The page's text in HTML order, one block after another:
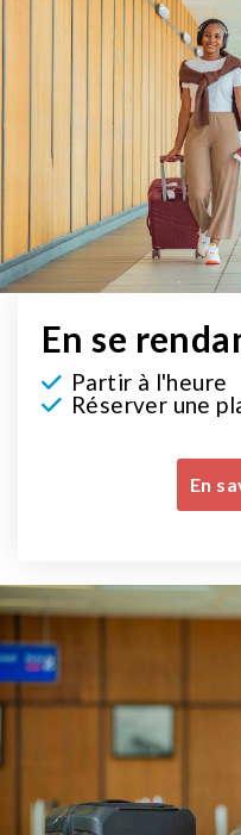
En se
Partir à l'heure
Réserver une
En